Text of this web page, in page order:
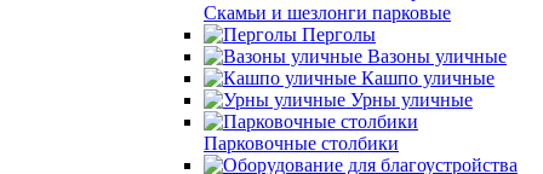
Скамьи и шезлонги парковые
Перголы
Вазоны уличные
Кашпо уличные
Урны уличные
Парковочные столбики